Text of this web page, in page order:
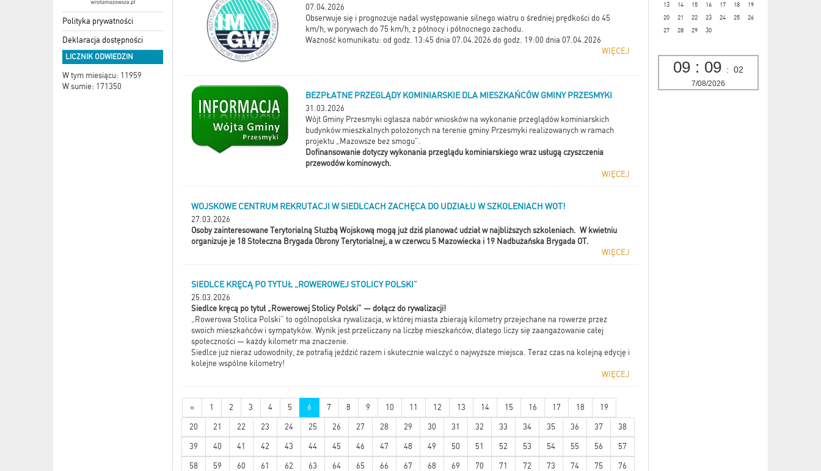
Polityka prywatności
Deklaracja dostępności
LICZNIK ODWIEDZIN
W tym miesiącu: 11959
W sumie: 171350
07.04.2026
Obserwuje się i prognozuje nadal występowanie silnego wiatru o średniej prędkości do 45
km/h, w porywach do 75 km/h, z północy i północnego zachodu.
Ważność komunikatu: od godz. 13:45 dnia 07.04.2026 do godz. 19:00 dnia 07.04.2026
WIĘCEJ
BEZPŁATNE PRZEGLĄDY KOMINIARSKIE DLA MIESZKAŃCÓW GMINY PRZESMYKI
31.03.2026
Wójt Gminy Przesmyki ogłasza nabór wniosków na wykonanie przeglądów kominiarskich
budynków mieszkalnych położonych na terenie gminy Przesmyki realizowanych w ramach
projektu „Mazowsze bez smogu”.
Dofinansowanie dotyczy wykonania przeglądu kominiarskiego wraz usługą czyszczenia
przewodów kominowych.
WIĘCEJ
WOJSKOWE CENTRUM REKRUTACJI W SIEDLCACH ZACHĘCA DO UDZIAŁU W SZKOLENIACH WOT!
27.03.2026
Osoby zainteresowane Terytorialną Służbą Wojskową mogą już dziś planować udział w najbliższych szkoleniach. W kwietniu
organizuje je 18 Stołeczna Brygada Obrony Terytorialnej, a w czerwcu 5 Mazowiecka i 19 Nadbużańska Brygada OT.
WIĘCEJ
SIEDLCE KRĘCĄ PO TYTUŁ „ROWEROWEJ STOLICY POLSKI”
25.03.2026
Siedlce kręcą po tytuł „Rowerowej Stolicy Polski” — dołącz do rywalizacji!
„Rowerowa Stolica Polski” to ogólnopolska rywalizacja, w której miasta zbierają kilometry przejechane na rowerze przez
swoich mieszkańców i sympatyków. Wynik jest przeliczany na liczbę mieszkańców, dlatego liczy się zaangażowanie całej
społeczności — każdy kilometr ma znaczenie.
Siedlce już nieraz udowodniły, że potrafią jeździć razem i skutecznie walczyć o najwyższe miejsca. Teraz czas na kolejną edycję i
kolejne wspólne kilometry!
WIĘCEJ
« 1 2 3 4 5 6 7 8 9 10 11 12 13 14 15 16 17 18 19
20 21 22 23 24 25 26 27 28 29 30 31 32 33 34 35 36 37 38
39 40 41 42 43 44 45 46 47 48 49 50 51 52 53 54 55 56 57
58 59 60 61 62 63 64 65 66 67 68 69 70 71 72 73 74 75 76
13
14 15 16 17 18
19
20
21 22 23 24 25
26
27
28 29 30
09 : 09 : 02
7/08/2026